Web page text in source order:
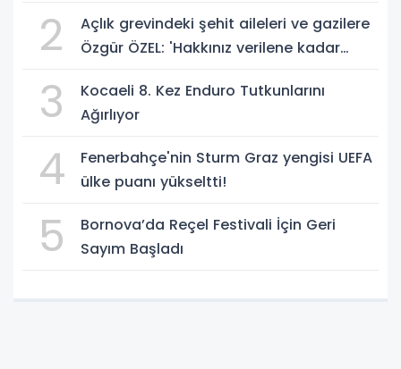
2
Açlık grevindeki şehit aileleri ve gazilere
Özgür ÖZEL: 'Hakkınız verilene kadar
3
Kocaeli 8. Kez Enduro Tutkunlarını
Ağırlıyor
4
Fenerbahçe'nin Sturm Graz yengisi UEFA
ülke puanı yükseltti!
5
Bornova’da Reçel Festivali İçin Geri
Sayım Başladı